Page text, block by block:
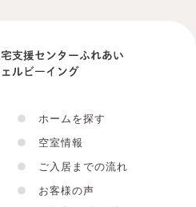
●
ホームを探す
●
空室情報
●
ご入居までの流れ
●
お客様の声